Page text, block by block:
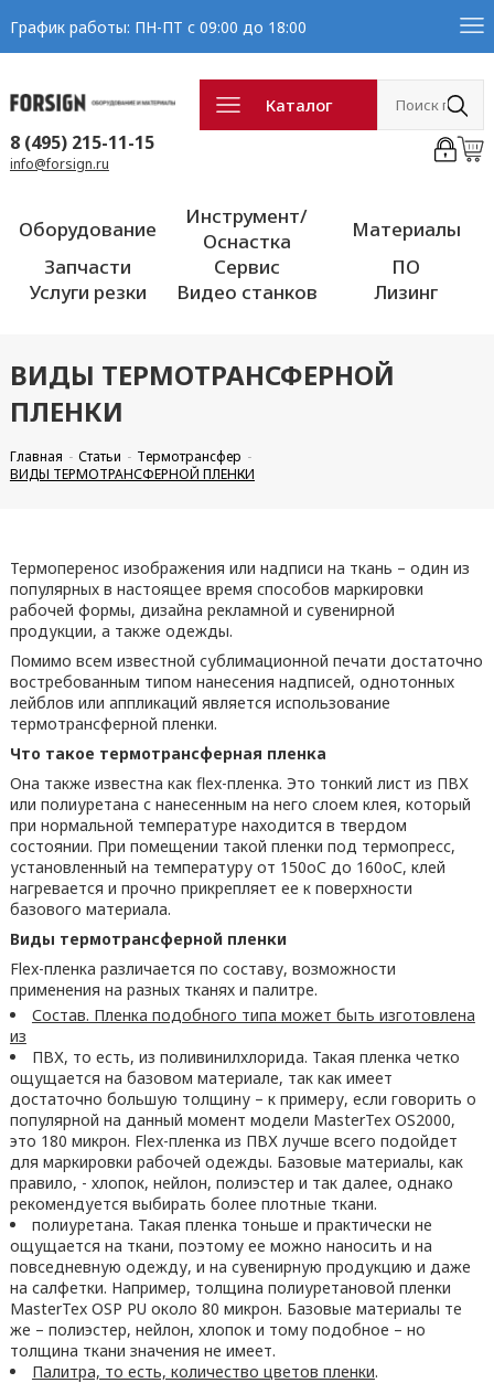
График работы: ПН-ПТ с 09:00 до 18:00
Каталог
8 (495) 215-11-15
info@forsign.ru
Оборудование
Инструмент/
Оснастка
Материалы
Запчасти
Сервис
ПО
Услуги резки
Видео станков Лизинг
ВИДЫ ТЕРМОТРАНСФЕРНОЙ
ПЛЕНКИ
Главная Статьи
Термотрансфер
ВИДЫ ТЕРМОТРАНСФЕРНОЙ ПЛЕНКИ
Термоперенос изображения или надписи на ткань – один из
популярных в настоящее время способов маркировки
рабочей формы, дизайна рекламной и сувенирной
продукции, а также одежды.
Помимо всем известной сублимационной печати достаточно
востребованным типом нанесения надписей, однотонных
лейблов или аппликаций является использование
термотрансферной пленки.
Что такое термотрансферная пленка
Она также известна как flex-пленка. Это тонкий лист из ПВХ
или полиуретана с нанесенным на него слоем клея, который
при нормальной температуре находится в твердом
состоянии. При помещении такой пленки под термопресс,
установленный на температуру от 150оС до 160оС, клей
нагревается и прочно прикрепляет ее к поверхности
базового материала.
Виды термотрансферной пленки
Flex-пленка различается по составу, возможности
применения на разных тканях и палитре.
Состав. Пленка подобного типа может быть изготовлена
из
ПВХ, то есть, из поливинилхлорида. Такая пленка четко
ощущается на базовом материале, так как имеет
достаточно большую толщину – к примеру, если говорить о
популярной на данный момент модели MasterTex OS2000,
это 180 микрон. Flex-пленка из ПВХ лучше всего подойдет
для маркировки рабочей одежды. Базовые материалы, как
правило, - хлопок, нейлон, полиэстер и так далее, однако
рекомендуется выбирать более плотные ткани.
полиуретана. Такая пленка тоньше и практически не
ощущается на ткани, поэтому ее можно наносить и на
повседневную одежду, и на сувенирную продукцию и даже
на салфетки. Например, толщина полиуретановой пленки
MasterTex OSP PU около 80 микрон. Базовые материалы те
же – полиэстер, нейлон, хлопок и тому подобное – но
толщина ткани значения не имеет.
Палитра, то есть, количество цветов пленки.